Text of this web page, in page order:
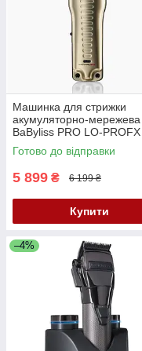
Машинка для стрижки
акумуляторно-мережева
BaByliss PRO LO-PROFX
Gold FX825GE
Готово до відправки
5 899 ₴ 6 199 ₴
Купити
–4%